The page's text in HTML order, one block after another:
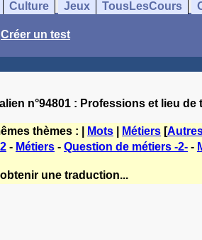
Culture Jeux TousLesCours
Créer un test
n°94801 : Professions et lieu de
thèmes : | Mots Métiers [
- Métiers - Question de métiers -2- -
une traduction...